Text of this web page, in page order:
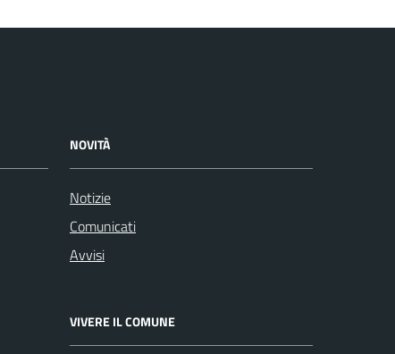
NOVITÀ
Notizie
Comunicati
Avvisi
VIVERE IL COMUNE